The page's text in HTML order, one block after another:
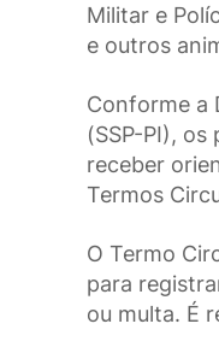
Militar e
e outros
Conforme a
(SSP-PI),
receber
Termos
O Termo
para
ou multa. É